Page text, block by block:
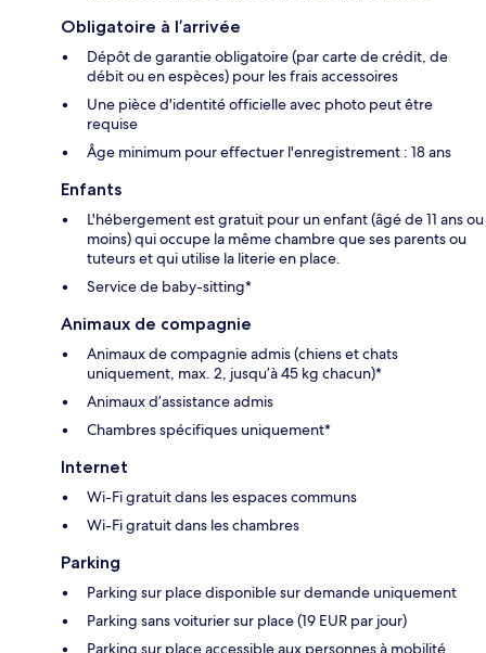
Obligatoire à l’arrivée
Dépôt de garantie obligatoire (par carte de crédit, de
débit ou en espèces) pour les frais accessoires
Une pièce d'identité officielle avec photo peut être
requise
Âge minimum pour effectuer l'enregistrement : 18 ans
Enfants
L'hébergement est gratuit pour un enfant (âgé de 11 ans ou
moins) qui occupe la même chambre que ses parents ou
tuteurs et qui utilise la literie en place.
Service de baby-sitting*
Animaux de compagnie
Animaux de compagnie admis (chiens et chats
uniquement, max. 2, jusqu’à 45 kg chacun)*
Animaux d’assistance admis
Chambres spécifiques uniquement*
Internet
Wi-Fi gratuit dans les espaces communs
Wi-Fi gratuit dans les chambres
Parking
Parking sur place disponible sur demande uniquement
Parking sans voiturier sur place (19 EUR par jour)
Parking sur place accessible aux personnes à mobilité